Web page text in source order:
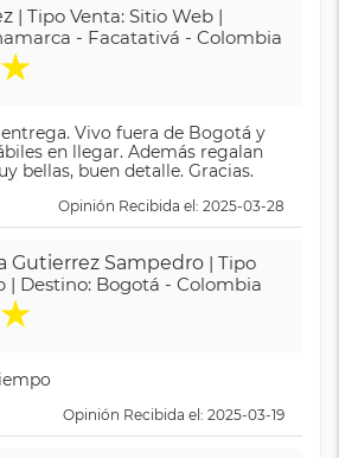
| Tipo Venta: Sitio Web |
- Facatativá - Colombia
★
Vivo fuera de Bogotá y
en llegar. Además regalan
bellas, buen detalle. Gracias.
Opinión Recibida el: 2025-03-28
Gutierrez Sampedro | Tipo
| Destino: Bogotá - Colombia
★
Opinión Recibida el: 2025-03-19